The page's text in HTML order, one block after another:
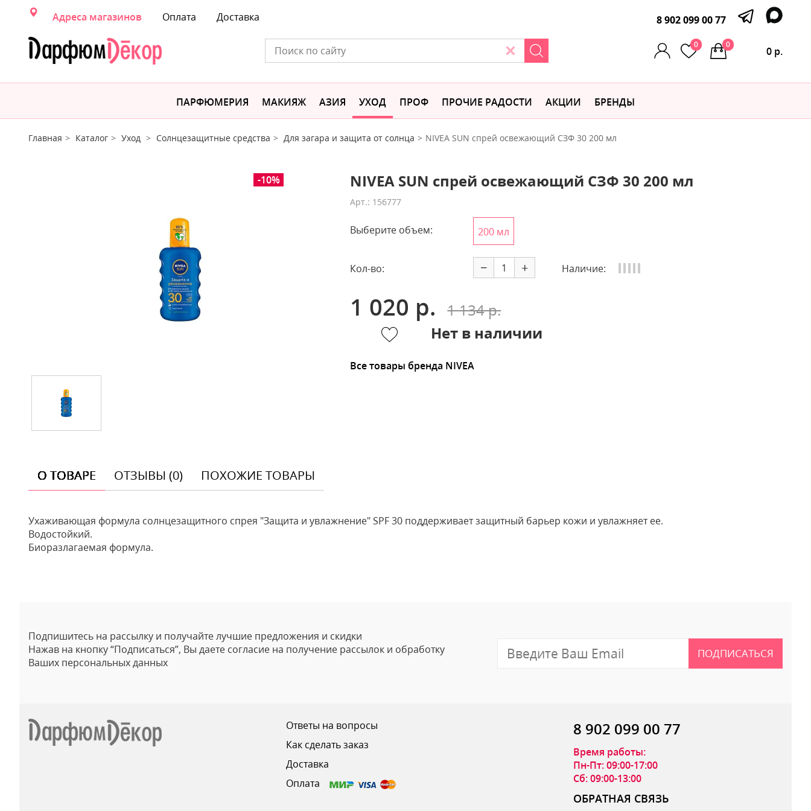
Адреса магазинов Оплата Доставка 8 902 099 00 77
0
0 р.
0
ПАРФЮМЕРИЯ МАКИЯЖ АЗИЯ УХОД ПРОФ ПРОЧИЕ РАДОСТИ АКЦИИ БРЕНДЫ
Главная Каталог Уход Солнцезащитные средства Для загара и защита от солнца NIVEA SUN спрей освежающий СЗФ 30 200 мл
-10% NIVEA SUN спрей освежающий СЗФ 30 200 мл
Арт.: 156777
Выберите объем: 200 мл
Кол-во: − + Наличие:
1 020 р.
1 134 р.
Нет в наличии
Все товары бренда NIVEA
О ТОВАРЕ ОТЗЫВЫ (0) ПОХОЖИЕ ТОВАРЫ
Ухаживающая формула солнцезащитного спрея "Защита и увлажнение" SPF 30 поддерживает защитный барьер кожи и увлажняет ее.
Водостойкий.
Биоразлагаемая формула.
Подпишитесь на рассылку и получайте лучшие предложения и скидки
Нажав на кнопку “Подписаться”, Вы даете согласие на получение рассылок и обработку
Ваших персональных данных
ПОДПИСАТЬСЯ
Ответы на вопросы
Как сделать заказ
Доставка
Оплата
8 902 099 00 77
Время работы:
Пн-Пт: 09:00-17:00
Сб: 09:00-13:00
ОБРАТНАЯ СВЯЗЬ